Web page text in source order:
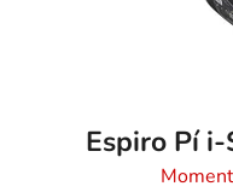
Espiro Pí